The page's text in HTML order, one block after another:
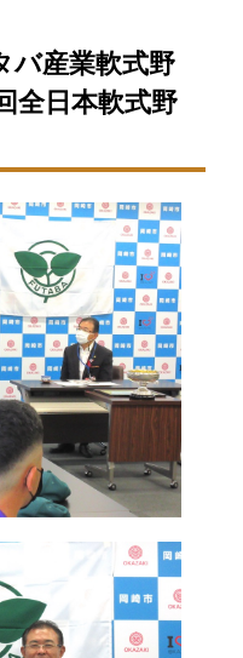
産業軟式野
全日本軟式野